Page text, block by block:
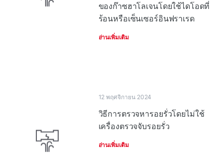
ของก๊าซฮาโลเจนโดยใช้ไดโอดที่
ร้อนหรือเซ็นเซอร์อินฟราเรด
อ่านเพิ่มเติม
12 พฤศจิกายน 2024
วิธีการตรวจหารอยรั่วโดยไม่ใช้
เครื่องตรวจจับรอยรั่ว
อ่านเพิ่มเติม